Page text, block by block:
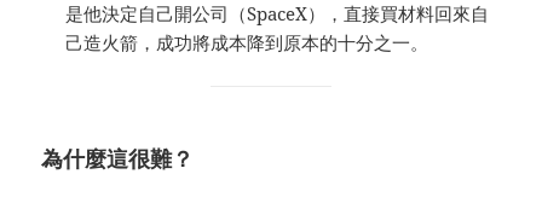
是他決定自己開公司（SpaceX），直接買材料回來自
己造火箭，成功將成本降到原本的十分之一。
為什麼這很難？